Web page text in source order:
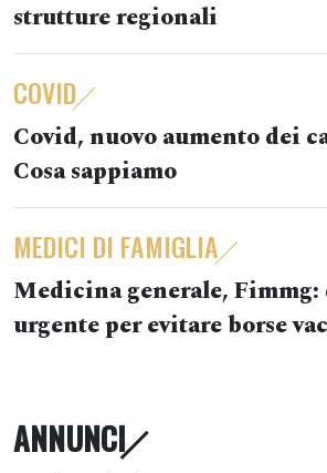
strutture regionali
COVID
Covid, nuovo aumento dei
Cosa sappiamo
MEDICI DI FAMIGLIA
Medicina generale, Fimmg:
urgente per evitare borse
ANNUNCI